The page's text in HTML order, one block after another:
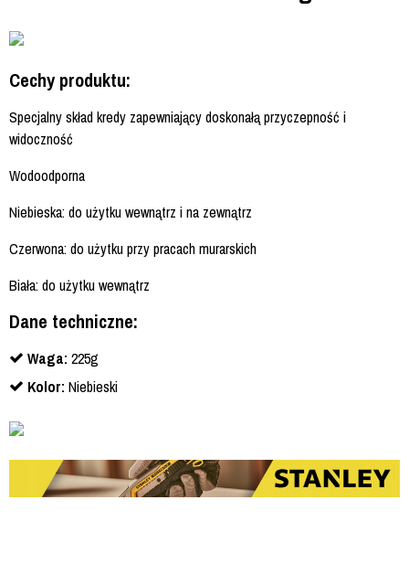
Cechy produktu:
Specjalny skład kredy zapewniający doskonałą przyczepność i
widoczność
Wodoodporna
Niebieska: do użytku wewnątrz i na zewnątrz
Czerwona: do użytku przy pracach murarskich
Biała: do użytku wewnątrz
Dane techniczne:
Waga: 225g
Kolor: Niebieski